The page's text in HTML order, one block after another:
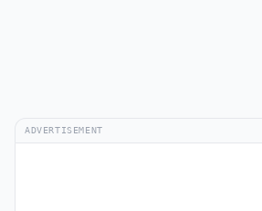
ADVERTISEMENT